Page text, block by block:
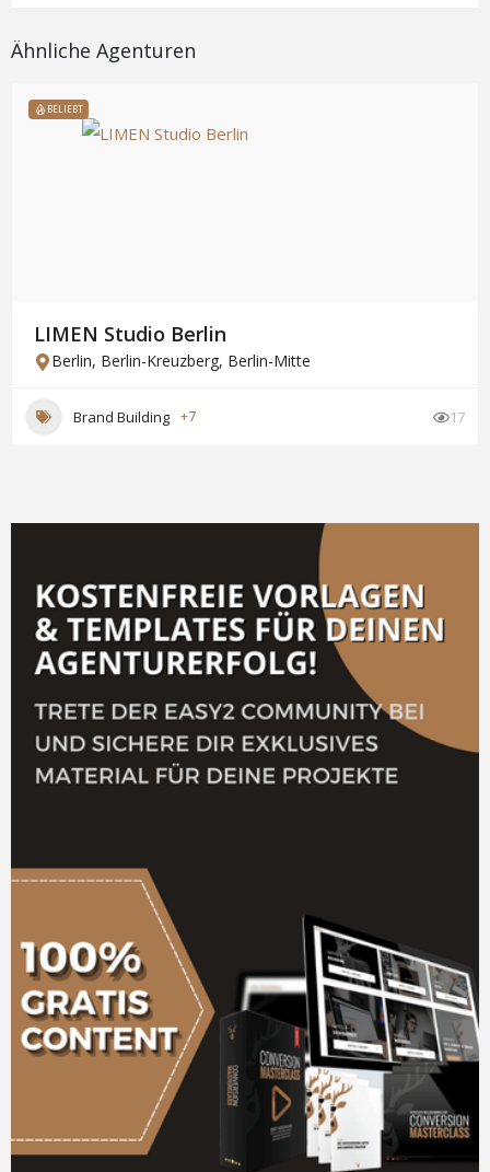
Ähnliche Agenturen
BELIEBT
LIMEN Studio Berlin
Berlin, Berlin-Kreuzberg, Berlin-Mitte
Brand Building +7 17